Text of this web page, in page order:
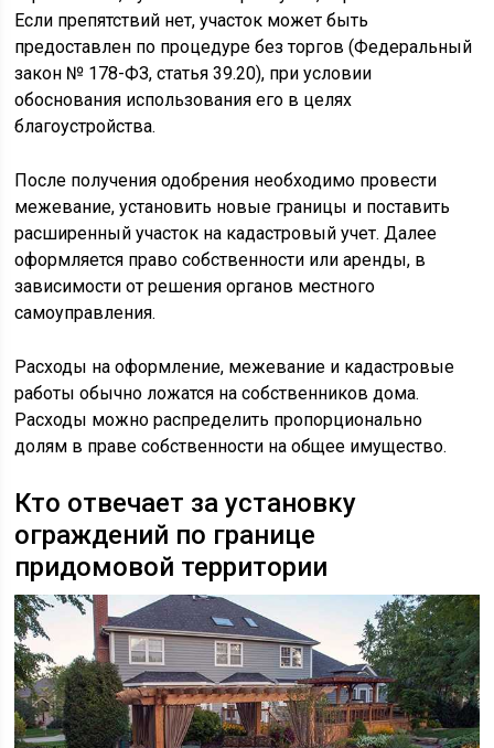
Если препятствий нет, участок может быть
предоставлен по процедуре без торгов (Федеральный
закон № 178-ФЗ, статья 39.20), при условии
обоснования использования его в целях
благоустройства.
После получения одобрения необходимо провести
межевание, установить новые границы и поставить
расширенный участок на кадастровый учет. Далее
оформляется право собственности или аренды, в
зависимости от решения органов местного
самоуправления.
Расходы на оформление, межевание и кадастровые
работы обычно ложатся на собственников дома.
Расходы можно распределить пропорционально
долям в праве собственности на общее имущество.
Кто отвечает за установку
ограждений по границе
придомовой территории